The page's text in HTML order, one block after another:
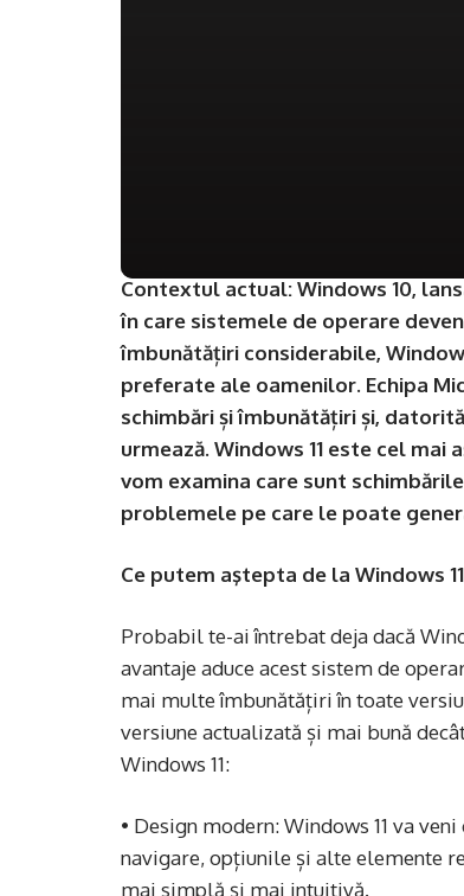
Contextul actual: Windows 10,
în care sistemele de operare
îmbunătățiri considerabile,
preferate ale oamenilor. Echipa
schimbări și îmbunătățiri și,
urmează. Windows 11 este cel
vom examina care sunt
problemele pe care le poate
Ce putem aştepta de la Windows
Probabil te-ai întrebat deja dacă
avantaje aduce acest sistem de
mai multe îmbunătățiri în toate
versiune actualizată și mai bună
Windows 11:
• Design modern: Windows 11 va
navigare, opțiunile și alte elemente
mai simplă și mai intuitivă.